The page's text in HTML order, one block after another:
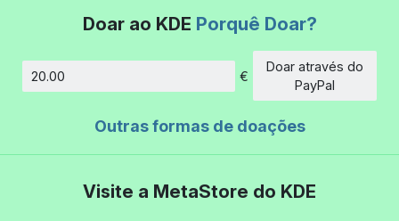
Doar ao KDE Porquê Doar?
Montante
€
Doar através do
PayPal
Outras formas de doações
Visite a MetaStore do KDE